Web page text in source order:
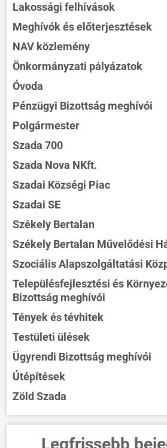
Lakossági felhívások
Meghívók és előterjesztések
NAV közlemény
Önkormányzati pályázatok
Óvoda
Pénzügyi Bizottság meghívói
Polgármester
Szada 700
Szada Nova NKft.
Szadai Községi Piac
Szadai SE
Székely Bertalan
Székely Bertalan Művelődési
Szociális Alapszolgáltatási
Településfejlesztési és
Bizottság meghívói
Tények és tévhitek
Testületi ülések
Ügyrendi Bizottság meghívói
Útépítések
Zöld Szada